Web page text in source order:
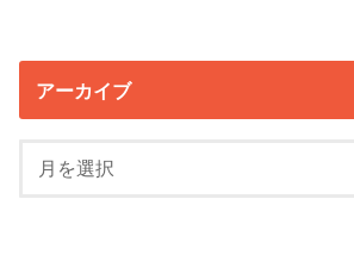
アーカイブ